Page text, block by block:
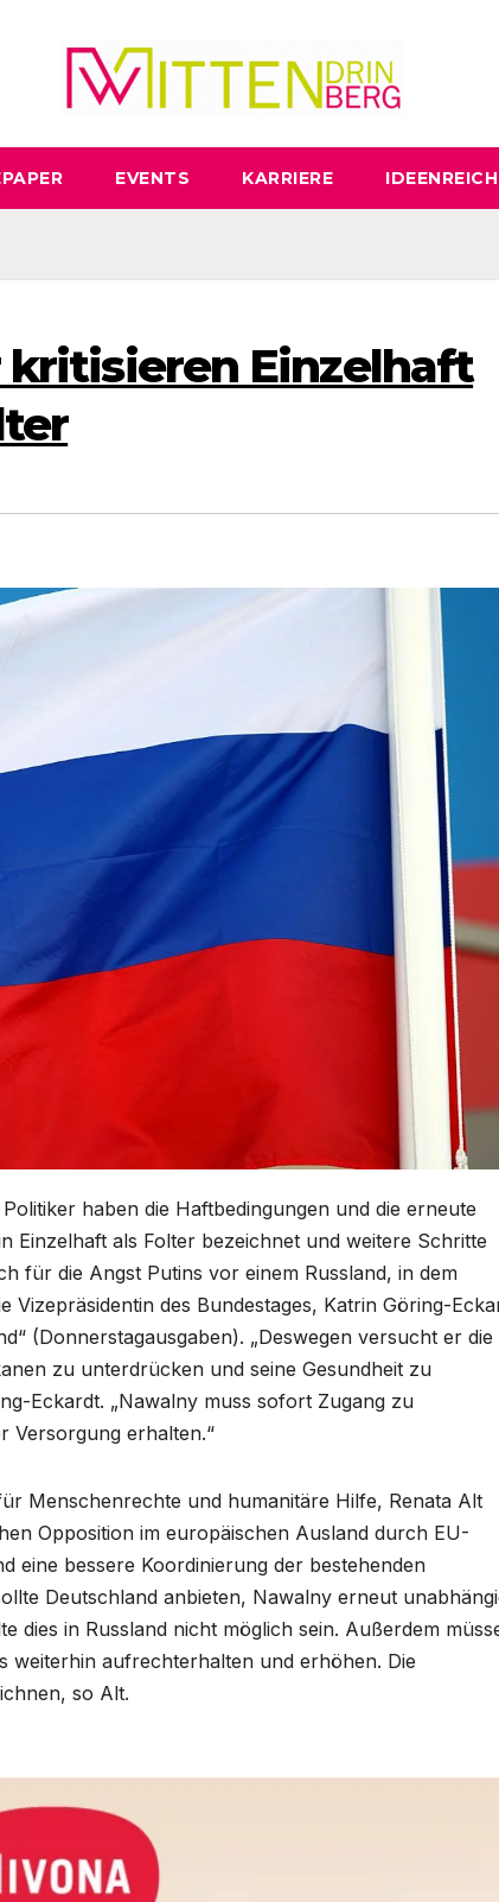
EVENTS KARRIERE IDEENREICH
Einzelhaft
haben die Haftbedingungen und die erneute
Einzelhaft als Folter bezeichnet und weitere Schritte
für die Angst Putins vor einem Russland, in dem
Vizepräsidentin des Bundestages, Katrin Göring-
(Donnerstagausgaben). „Deswegen versucht er die
zu unterdrücken und seine Gesundheit zu
Eckardt. „Nawalny muss sofort Zugang zu
Versorgung erhalten.“
Menschenrechte und humanitäre Hilfe, Renata Alt
Opposition im europäischen Ausland durch EU-
eine bessere Koordinierung der bestehenden
Deutschland anbieten, Nawalny erneut
dies in Russland nicht möglich sein. Außerdem
weiterhin aufrechterhalten und erhöhen. Die
so Alt.